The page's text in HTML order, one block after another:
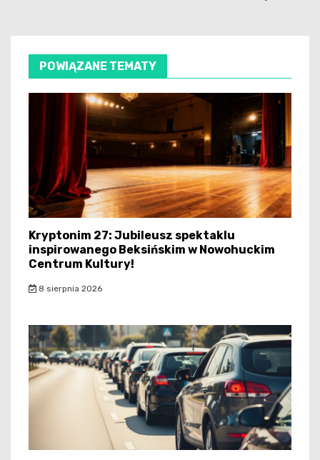
POWIĄZANE TEMATY
Kryptonim 27: Jubileusz spektaklu
inspirowanego Beksińskim w Nowohuckim
Centrum Kultury!
8 sierpnia 2026